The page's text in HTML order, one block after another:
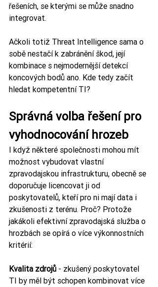
řešeních, se kterými se může snadno
integrovat.
Ačkoli totiž Threat Intelligence sama o
sobě nestačí k zabránění škod, její
kombinace s nejmodernější detekcí
koncových bodů ano. Kde tedy začít
hledat kompetentní TI?
Správná volba řešení pro
vyhodnocování hrozeb
I když některé společnosti mohou mít
možnost vybudovat vlastní
zpravodajskou infrastrukturu, obecně se
doporučuje licencovat ji od
poskytovatelů, kteří pro ni mají data i
zkušenosti z terénu. Proč? Protože
jakákoli efektivní zpravodajská služba o
hrozbách se opírá o více výkonnostních
kritérií:
Kvalita zdrojů - zkušený poskytovatel
TI by měl být schopen kombinovat více